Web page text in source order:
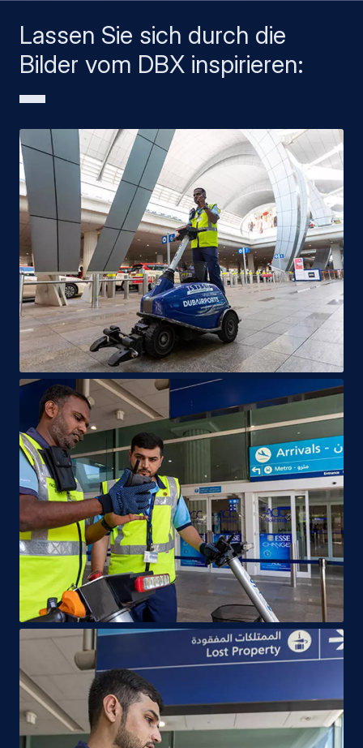
Lassen Sie sich durch die
Bilder vom DBX inspirieren: